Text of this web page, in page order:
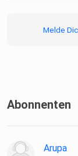
Melde
Abonnenten
Arupa